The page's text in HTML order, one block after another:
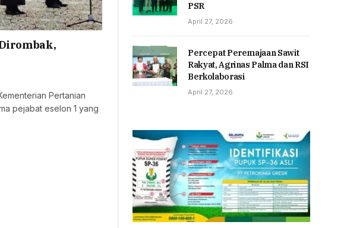
Pertanian
pejabat eselon 1 yang
PSR
April 27, 2026
Percepat Peremajaan Sawit
Rakyat, Agrinas Palma dan RSI
Berkolaborasi
April 27, 2026